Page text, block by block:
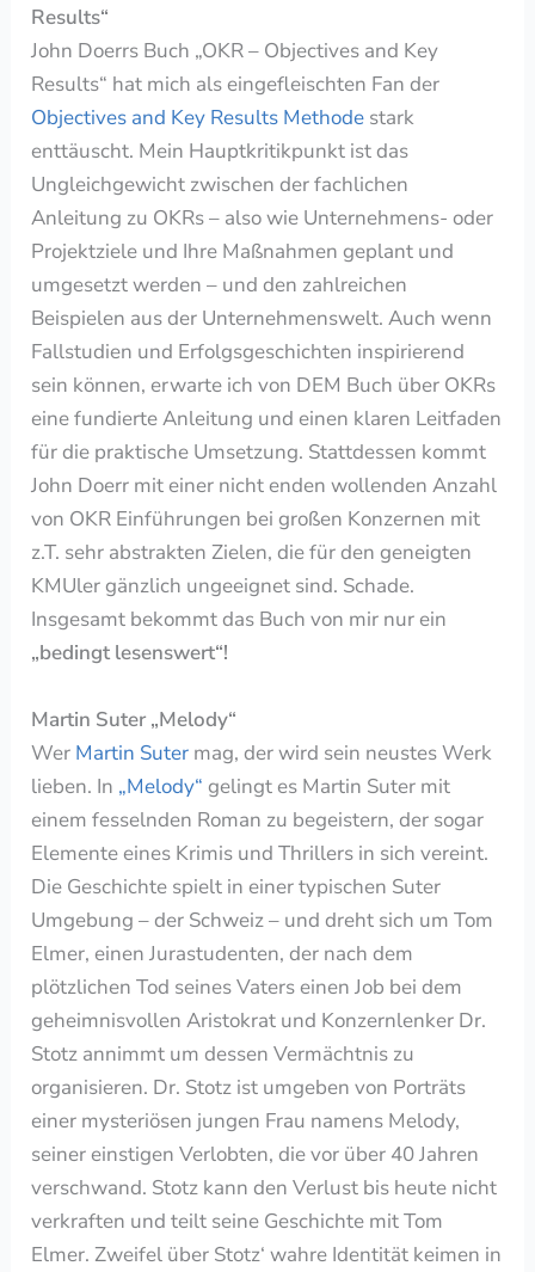
Results“
John Doerrs Buch „OKR – Objectives and Key
Results“ hat mich als eingefleischten Fan der
Objectives and Key Results Methode stark
enttäuscht. Mein Hauptkritikpunkt ist das
Ungleichgewicht zwischen der fachlichen
Anleitung zu OKRs – also wie Unternehmens- oder
Projektziele und Ihre Maßnahmen geplant und
umgesetzt werden – und den zahlreichen
Beispielen aus der Unternehmenswelt. Auch wenn
Fallstudien und Erfolgsgeschichten inspirierend
sein können, erwarte ich von DEM Buch über OKRs
eine fundierte Anleitung und einen klaren Leitfaden
für die praktische Umsetzung. Stattdessen kommt
John Doerr mit einer nicht enden wollenden Anzahl
von OKR Einführungen bei großen Konzernen mit
z.T. sehr abstrakten Zielen, die für den geneigten
KMUler gänzlich ungeeignet sind. Schade.
Insgesamt bekommt das Buch von mir nur ein
„bedingt lesenswert“!
Martin Suter „Melody“
Wer Martin Suter mag, der wird sein neustes Werk
lieben. In „Melody“ gelingt es Martin Suter mit
einem fesselnden Roman zu begeistern, der sogar
Elemente eines Krimis und Thrillers in sich vereint.
Die Geschichte spielt in einer typischen Suter
Umgebung – der Schweiz – und dreht sich um Tom
Elmer, einen Jurastudenten, der nach dem
plötzlichen Tod seines Vaters einen Job bei dem
geheimnisvollen Aristokrat und Konzernlenker Dr.
Stotz annimmt um dessen Vermächtnis zu
organisieren. Dr. Stotz ist umgeben von Porträts
einer mysteriösen jungen Frau namens Melody,
seiner einstigen Verlobten, die vor über 40 Jahren
verschwand. Stotz kann den Verlust bis heute nicht
verkraften und teilt seine Geschichte mit Tom
Elmer. Zweifel über Stotz‘ wahre Identität keimen in